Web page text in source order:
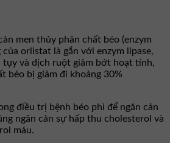
men thủy phân chất béo (enzym
của orlistat là gắn với enzym lipase,
tụy và dịch ruột giảm bớt hoạt tính,
béo bị giảm đi khoảng 30%
điều trị bệnh béo phì để ngăn cản
ngăn cản sự hấp thu cholesterol và
máu.